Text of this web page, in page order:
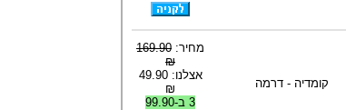
קומדיה - דרמה
מחיר: 169.90
₪
אצלנו: 49.90
₪
3 ב-99.90